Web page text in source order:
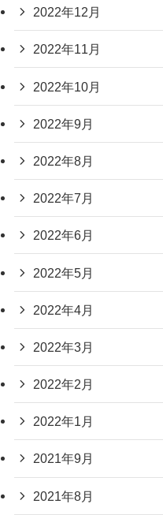
2022年12月
2022年11月
2022年10月
2022年9月
2022年8月
2022年7月
2022年6月
2022年5月
2022年4月
2022年3月
2022年2月
2022年1月
2021年9月
2021年8月